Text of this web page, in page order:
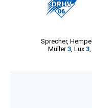
Sprecher, Hempel
Müller 3, Lux 3,